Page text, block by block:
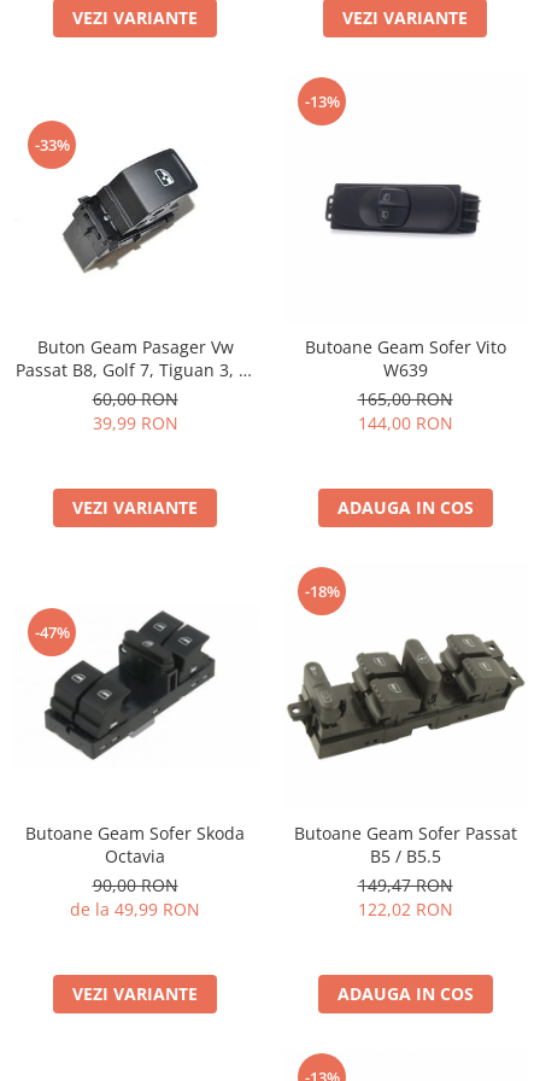
Spray Curatare Frane
Lubrifianti si Spray-uri de Curatare
Curatare si Detailing Interior
Vopsitorie, Chituri si Adezivi
Curatare si Detailing Exterior
Articole Auto Sezoniere
Produse de Iarna
Produse de Vara
Blog
VEZI VARIANTE VEZI VARIANTE
-33%
Buton Geam Pasager Vw
Passat B8, Golf 7, Tiguan 3, T-
Roc, Touran etc
60,00 RON
39,99 RON
VEZI VARIANTE
-13%
Butoane Geam Sofer Vito
W639
165,00 RON
144,00 RON
ADAUGA IN COS
-47%
Butoane Geam Sofer Skoda
Octavia
90,00 RON
de la 49,99 RON
VEZI VARIANTE
-18%
Butoane Geam Sofer Passat
B5 / B5.5
149,47 RON
122,02 RON
ADAUGA IN COS